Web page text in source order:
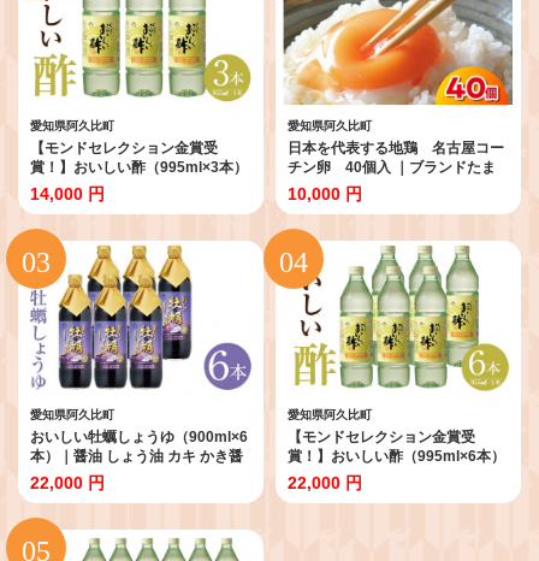
愛知県阿久比町
【モンドセレクション金賞受
賞！】おいしい酢（995ml×3本）
｜酢 お酢 調味料 飲む酢 飲むお酢
ビネガー 便利 美味しい まろやか
マイルド 飲む かける 漬ける 料理
ヘルシー みかん果実酢配合 酢の
物 サラダ ドレッシング マリネ ピ
クルス 南蛮漬け 送料無料 愛知県
阿久比町
14,000 円
愛知県阿久比町
日本を代表する地鶏 名古屋コー
チン卵 40個入 ｜ブランドたま
ご ブランド卵 ブランド玉子 卵 た
まご タマゴ 玉子 鶏卵 産みたて 新
鮮 こだわり 上質 濃厚 卵焼き 卵か
けご飯 国産 阿久比町産 特産 送料
無料 愛知県 阿久比町
10,000 円
愛知県阿久比町
おいしい牡蠣しょうゆ（900ml×6
本）｜醤油 しょう油 カキ かき醤
油 牡蠣醤油 調味料 国産 国産醤油
丸大豆醤油 丸大豆しょうゆ 簡単
手軽 便利 美味しい 料理 煮物 刺身
照り焼き 送料無料 愛知県 阿久比
町
22,000 円
愛知県阿久比町
【モンドセレクション金賞受
賞！】おいしい酢（995ml×6本）
｜ 酢 お酢 調味料 飲む酢 飲むお酢
ビネガー 便利 美味しい まろやか
22,000 円